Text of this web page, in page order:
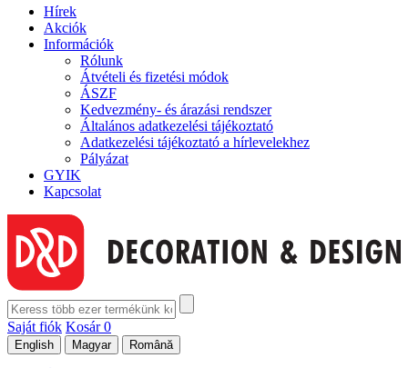
Hírek
Akciók
Információk
Rólunk
Átvételi és fizetési módok
ÁSZF
Kedvezmény- és árazási rendszer
Általános adatkezelési tájékoztató
Adatkezelési tájékoztató a hírlevelekhez
Pályázat
GYIK
Kapcsolat
Saját fiók Kosár 0